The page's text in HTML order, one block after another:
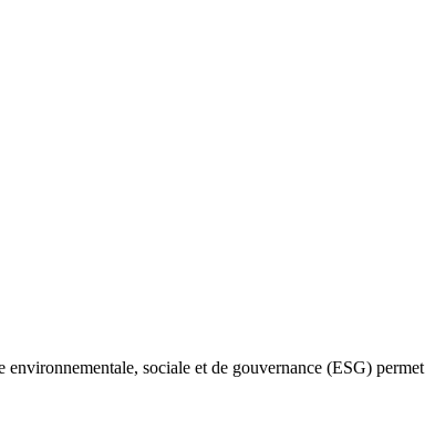
sociale et de gouvernance (ESG) permet